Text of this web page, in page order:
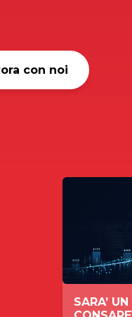
con noi
SARA’